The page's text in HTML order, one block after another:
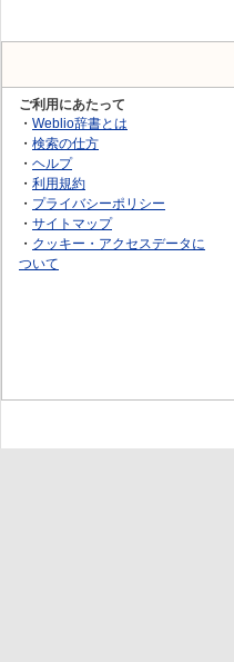
ご利用にあたって
・ Weblio辞書とは
・ 検索の仕方
・ ヘルプ
・ 利用規約
・ プライバシーポリシー
・ サイトマップ
・ クッキー・アクセスデータに
ついて